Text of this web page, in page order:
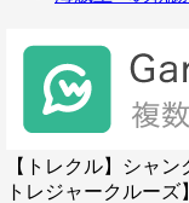
【トレクル】シャ
トレジャークルーズ】